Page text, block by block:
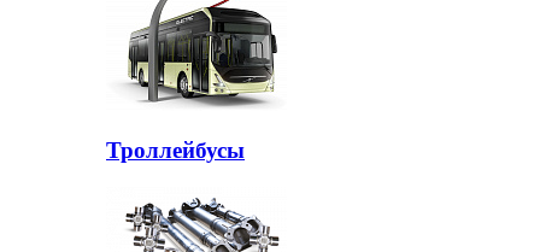
Троллейбусы